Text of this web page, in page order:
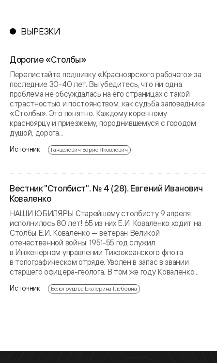
ВЫРЕЗКИ
Дорогие «Столбы»
Перелистайте подшивку «Красноярского рабочего» за
последние 30-40 лет. Вы убедитесь, что ни одна
проблема не обсуждалась на его страницах с такой
страстностью и постоянством, как судьба заповедника
«Столбы». Это понятно. Каждому коренному
красноярцу и приезжему, породнившемуся с городом
душой, дорога...
Источник: Ганцелевич Борис Яковлевич
Вестник "Столбист". № 4 (28). Евгений Иванович
Коваленко
НАШИ ЮБИЛЯРЫ Старейшему столбисту 9 апреля
исполнилось 80 лет! 65 из них Е.И. Коваленко ходит на
Столбы Е.И. Коваленко — ветеран Великой
отечественной войны. 1951-55 год служил
в Инженерном управлении Тихоокеанского флота
в топографическом отряде. Уволен в запас в звании
старшего офицера-геолога. В том же году Коваленко...
Источник: Белогрудова Екатерина Глебовна